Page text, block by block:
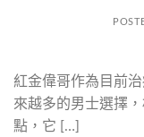
紅金偉哥作為目前
來越多的男士選擇
點，它 […]